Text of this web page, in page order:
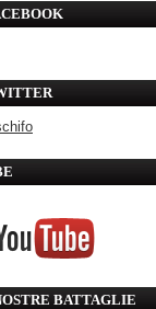
BATTAGLIE